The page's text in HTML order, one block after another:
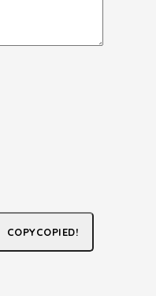
COPYCOPIED!